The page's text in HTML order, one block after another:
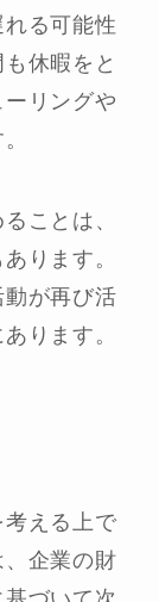
る可能性
休暇をと
リングや
ことは、
ります。
が再び活
ります。
える上で
企業の財